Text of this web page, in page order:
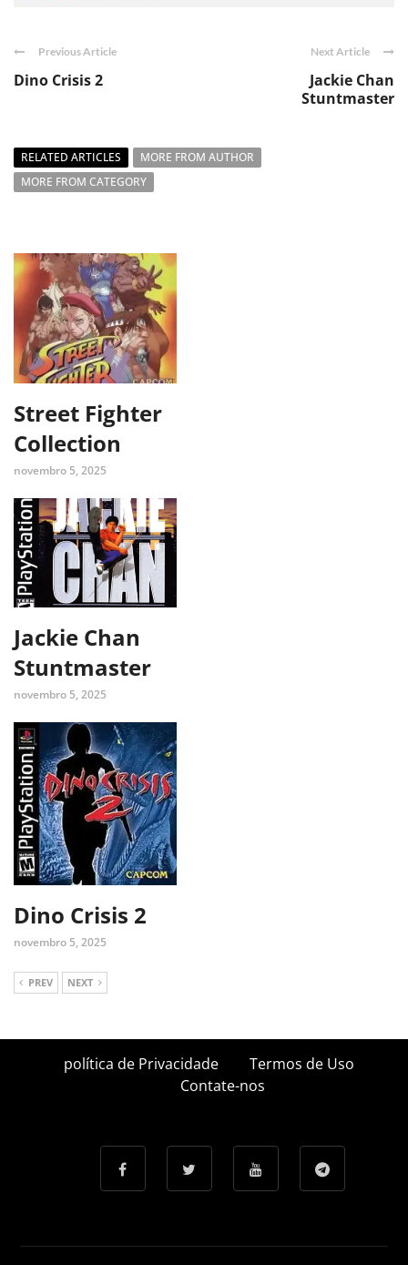
Previous Article
Dino Crisis 2
Next Article
Jackie Chan
Stuntmaster
RELATED ARTICLES
MORE FROM AUTHOR
MORE FROM CATEGORY
Street Fighter
Collection
novembro 5, 2025
Jackie Chan
Stuntmaster
novembro 5, 2025
Dino Crisis 2
novembro 5, 2025
PREV NEXT
política de Privacidade
Termos de Uso
Contate-nos